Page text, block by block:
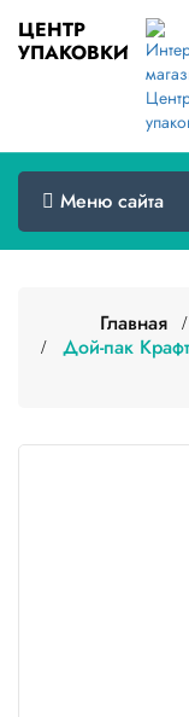
ЦЕНТР
УПАКОВКИ
Меню сайта
Меню
Товары
оптом
Сертификаты
Контакты
Главная
Дой-пак